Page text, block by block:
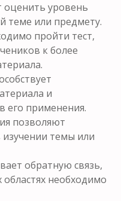
оценить уровень
теме или предмету.
пройти тест,
к более
и
применения.
позволяют
изучении темы или
обратную связь,
необходимо